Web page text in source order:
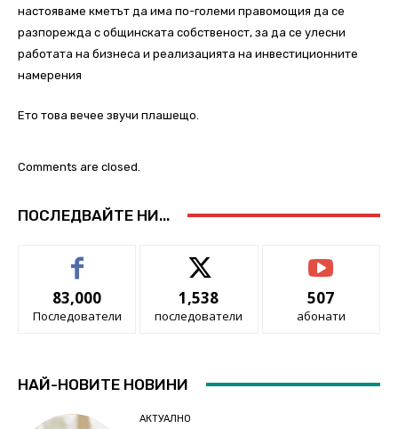
настояваме кметът да има по-големи правомощия да се
разпорежда с общинската собственост, за да се улесни
работата на бизнеса и реализацията на инвестиционните
намерения
Ето това вечее звучи плашещо.
Comments are closed.
ПОСЛЕДВАЙТЕ НИ...
83,000
Последователи
1,538
последователи
507
абонати
НАЙ-НОВИТЕ НОВИНИ
АКТУАЛНО